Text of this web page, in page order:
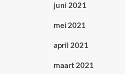
juni 2021
mei 2021
april 2021
maart 2021